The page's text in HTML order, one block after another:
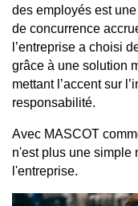
des employés est
de concurrence
l’entreprise a choisi
grâce à une solution
mettant l’accent sur
responsabilité.
Avec MASCOT
n'est plus une simple
l'entreprise.